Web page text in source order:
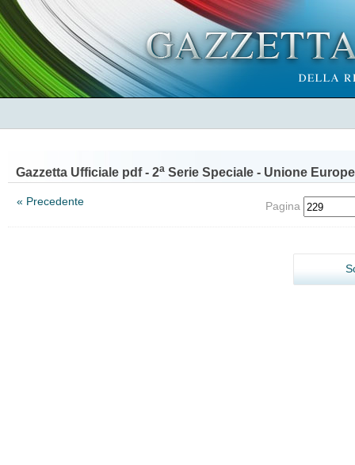
Gazzetta Ufficiale pdf - 2a Serie Speciale - Unione
« Precedente Pagina